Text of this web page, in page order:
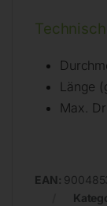
Länge
Max.
EAN: